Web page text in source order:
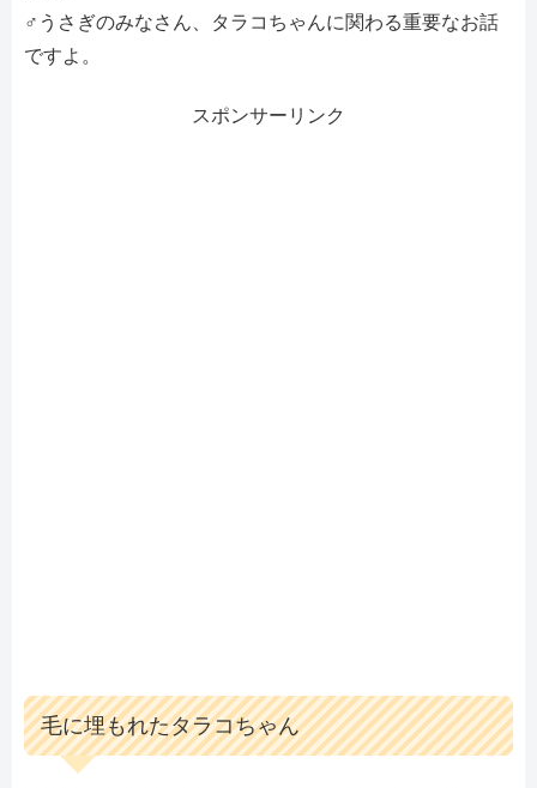
♂うさぎのみなさん、タラコちゃんに関わる重要なお話
ですよ。
スポンサーリンク
毛に埋もれたタラコちゃん